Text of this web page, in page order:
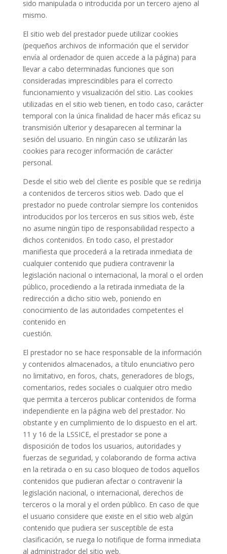
sido manipulada o introducida por un tercero ajeno al
mismo.
El sitio web del prestador puede utilizar cookies
(pequeños archivos de información que el servidor
envía al ordenador de quien accede a la página) para
llevar a cabo determinadas funciones que son
consideradas imprescindibles para el correcto
funcionamiento y visualización del sitio. Las cookies
utilizadas en el sitio web tienen, en todo caso, carácter
temporal con la única finalidad de hacer más eficaz su
transmisión ulterior y desaparecen al terminar la
sesión del usuario. En ningún caso se utilizarán las
cookies para recoger información de carácter
personal.
Desde el sitio web del cliente es posible que se redirija
a contenidos de terceros sitios web. Dado que el
prestador no puede controlar siempre los contenidos
introducidos por los terceros en sus sitios web, éste
no asume ningún tipo de responsabilidad respecto a
dichos contenidos. En todo caso, el prestador
manifiesta que procederá a la retirada inmediata de
cualquier contenido que pudiera contravenir la
legislación nacional o internacional, la moral o el orden
público, procediendo a la retirada inmediata de la
redirección a dicho sitio web, poniendo en
conocimiento de las autoridades competentes el
contenido en
cuestión.
El prestador no se hace responsable de la información
y contenidos almacenados, a título enunciativo pero
no limitativo, en foros, chats, generadores de blogs,
comentarios, redes sociales o cualquier otro medio
que permita a terceros publicar contenidos de forma
independiente en la página web del prestador. No
obstante y en cumplimiento de lo dispuesto en el art.
11 y 16 de la LSSICE, el prestador se pone a
disposición de todos los usuarios, autoridades y
fuerzas de seguridad, y colaborando de forma activa
en la retirada o en su caso bloqueo de todos aquellos
contenidos que pudieran afectar o contravenir la
legislación nacional, o internacional, derechos de
terceros o la moral y el orden público. En caso de que
el usuario considere que existe en el sitio web algún
contenido que pudiera ser susceptible de esta
clasificación, se ruega lo notifique de forma inmediata
al administrador del sitio web.